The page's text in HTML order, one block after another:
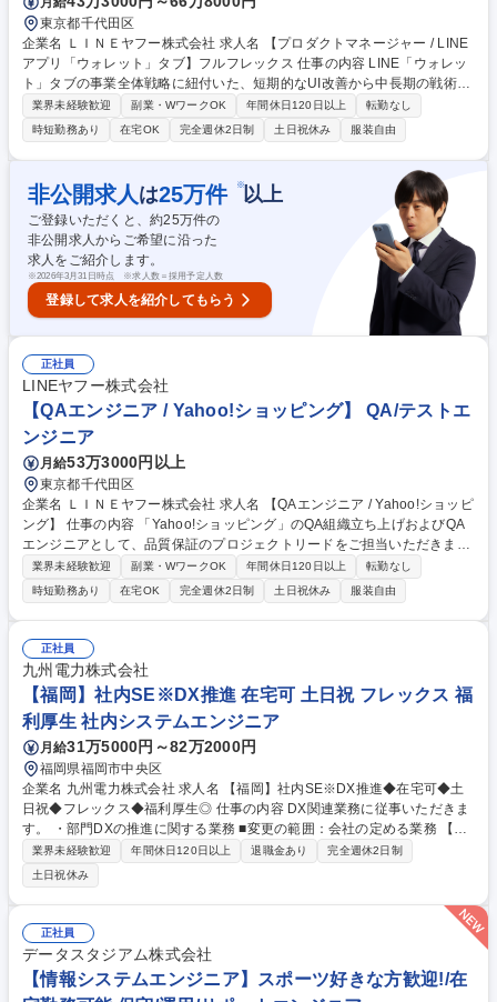
東京都千代田区
企業名 ＬＩＮＥヤフー株式会社 求人名 【プロダクトマネージャー / LINE
アプリ「ウォレット」タブ】フルフレックス 仕事の内容 LINE「ウォレッ
ト」タブの事業全体戦略に紐付いた、短期的なUI改善から中長期の戦術ま
でを幅広く担当し、定量定性の両観点からの分析・課題設定、打ち手とな
る施策の実行と一部開発のディレクション等お任せします ■プロダクト戦
略策定（KPI向上に向けた戦略策定および実現プランの立案、事業推進担
当と協業し、新規売上創出のための現状分析および戦略策定、実現プラン
の立案、関係者のリソース調整、プロジェクトマネジメント等）■日本チ
ームの企画要件整理（グローバルチームと企画詳細調整、案件スケジュー
ル管理、キャンペーンのマネジメント（利用者増のためのグロース施策）
等） 募集職種 【プロダクトマネージャー / LINEアプリ「ウォレット」タ
ブ】フルフレックス
業界未経験歓迎 副業・WワークOK 年間休日120日以上
転勤なし
時短勤務あり
在宅OK 完全週休2日制 土日祝休み 服装自由
非公開求人 は25万件 ※以上
ご登録いただくと、約25万件の
非公開求人からご希望に沿った
求人をご紹介します。
※2026年3月31日時点 ※求人数＝採用予定人数
登録して求人を紹介してもらう
正社員
LINEヤフー株式会社
【QAエンジニア / Yahoo!ショッピング】 QA/テストエ
ンジニア
月給53万3000円以上
東京都千代田区
企業名 ＬＩＮＥヤフー株式会社 求人名 【QAエンジニア / Yahoo!ショッピ
ング】 仕事の内容 「Yahoo!ショッピング」のQA組織立ち上げおよびQA
エンジニアとして、品質保証のプロジェクトリードをご担当いただきま
す。これまで「Yahoo!ショッピング」のQA業務は、エンジニアとプロダ
クトマネージャーが 担ってきましたが、サービスの成長・品質課題の高ま
りからQA活動をより促進するために、QA組織の拡大を進めています。■
サービスの特性を考慮した品質目標設定と戦略の策定■品質戦略に基づい
たテスト計画の作成とシステムテスト、受け入れテストの遂行■担当サー
ビスにおけるテストプロセスの設計・運用・実行、および開発チーム内で
の推進■サービス品質向上を意識したサービス企画・技術設計へのQAレビ
ュー 等 募集職種 【QAエンジニア / Yahoo!ショッピング】
業界未経験歓迎 副業・WワークOK 年間休日120日以上
転勤なし
時短勤務あり
在宅OK 完全週休2日制 土日祝休み 服装自由
正社員
九州電力株式会社
【福岡】社内SE※DX推進 在宅可 土日祝 フレックス 福
利厚生 社内システムエンジニア
月給31万5000円～82万2000円
福岡県福岡市中央区
企業名 九州電力株式会社 求人名 【福岡】社内SE※DX推進◆在宅可◆土
日祝◆フレックス◆福利厚生◎ 仕事の内容 DX関連業務に従事いただきま
す。 ・部門DXの推進に関する業務 ■変更の範囲：会社の定める業務 【成
長や挑戦を後押しする環境】個人の思い（Will）と九電グループのビジョ
ンを結び付け、人と組織が共に成長しながら価値創出につなげていく人的
資本経営を推進しています。事業を支える専門力の向上に加え、社員の自
律的な成長と学びを支援する教育・研修の充実、多様な人材が活躍できる
環境をつくるための人事評価・処遇制度の見直しなど、自律的な成長・挑
戦を支援する環境整備にも積極的に取り組んでいます。 募集職種 【福
岡】社内SE※DX推進◆在宅可◆土日祝◆フレックス◆福利厚生◎
業界未経験歓迎 年間休日120日以上 退職金あり
完全週休2日制
土日祝休み
正社員
データスタジアム株式会社
【情報システムエンジニア】スポーツ好きな方歓迎!/在